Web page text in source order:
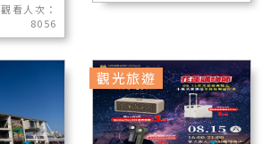
觀看人次：
8056
觀光旅遊